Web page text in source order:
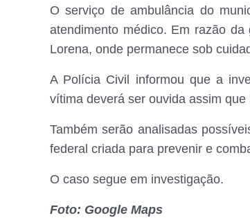
O serviço de ambulância do
atendimento médico. Em razão
Lorena, onde permanece sob
A Polícia Civil informou que a
vítima deverá ser ouvida assim
Também serão analisadas
federal criada para prevenir e
O caso segue em investigação.
Foto: Google Maps